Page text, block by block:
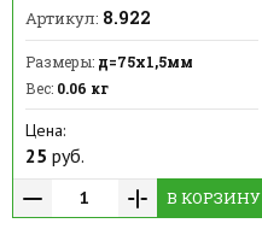
Артикул: 8.922
Размеры: д=75x1,5мм
Вес: 0.06 кг
Цена:
25 руб.
В КОРЗИНУ